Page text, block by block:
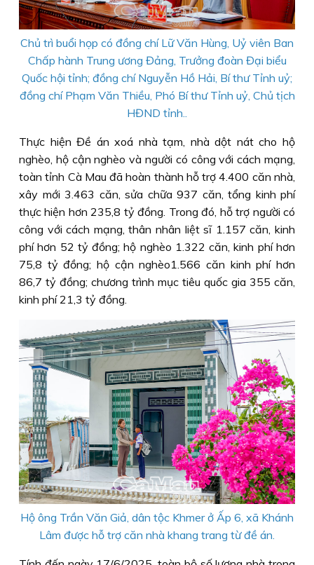
Chủ trì buổi họp có đồng chí Lữ Văn Hùng, Uỷ viên Ban
Chấp hành Trung ương Đảng, Trưởng đoàn Đại biểu
Quốc hội tỉnh; đồng chí Nguyễn Hồ Hải, Bí thư Tỉnh uỷ;
đồng chí Phạm Văn Thiều, Phó Bí thư Tỉnh uỷ, Chủ tịch
HĐND tỉnh..
Thực hiện Đề án xoá nhà tạm, nhà dột nát cho hộ
nghèo, hộ cận nghèo và người có công với cách mạng,
toàn tỉnh Cà Mau đã hoàn thành hỗ trợ 4.400 căn nhà,
xây mới 3.463 căn, sửa chữa 937 căn, tổng kinh phí
thực hiện hơn 235,8 tỷ đồng. Trong đó, hỗ trợ người có
công với cách mạng, thân nhân liệt sĩ 1.157 căn, kinh
phí hơn 52 tỷ đồng; hộ nghèo 1.322 căn, kinh phí hơn
75,8 tỷ đồng; hộ cận nghèo1.566 căn kinh phí hơn
86,7 tỷ đồng; chương trình mục tiêu quốc gia 355 căn,
kinh phí 21,3 tỷ đồng.
Hộ ông Trần Văn Giả, dân tộc Khmer ở Ấp 6, xã Khánh
Lâm được hỗ trợ căn nhà khang trang từ đề án.